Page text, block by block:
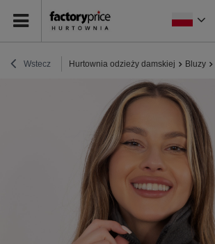
Wstecz Hurtownia odzieży damskiej Bluzy